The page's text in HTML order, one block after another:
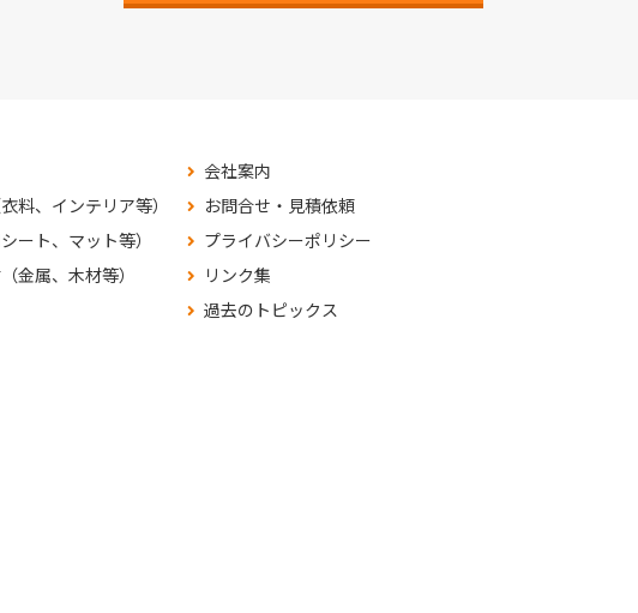
料、インテリア等）
ート、マット等）
金属、木材等）
会社案内
お問合せ・見積依頼
プライバシーポリシー
リンク集
過去のトピックス